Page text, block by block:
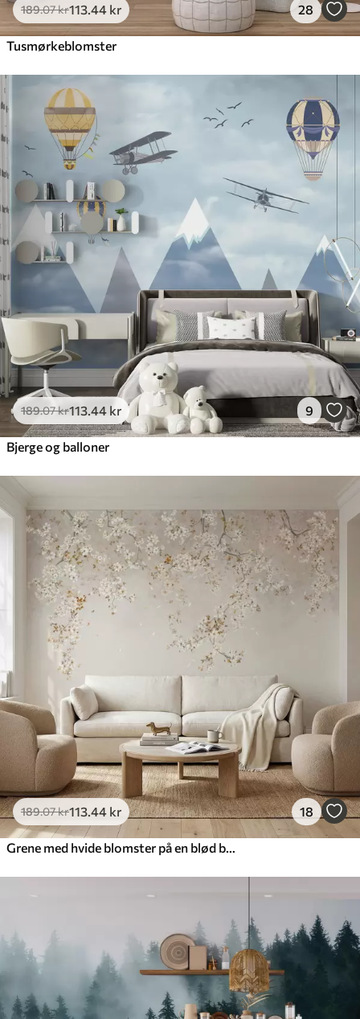
189.07kr113 .44 kr 28
Tusmørkeblomster
189.07kr113 .44 kr 9
Bjerge og balloner
189.07kr113 .44 kr 18